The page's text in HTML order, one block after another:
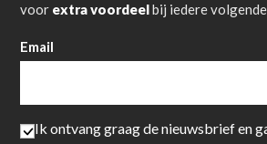
voor extra voordeelbij iedere
Email
Ik ontvang graag de nieuwsbrief en